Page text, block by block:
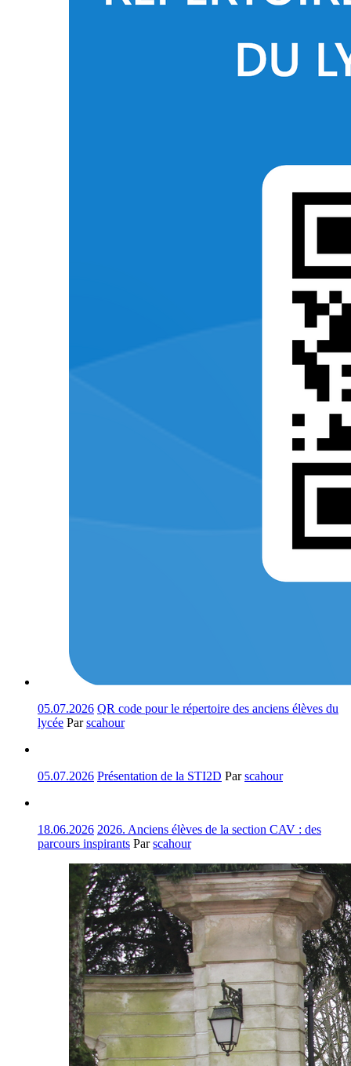
05.07.2026 QR code pour le répertoire des anciens élèves du
lycée Parscahour
05.07.2026 Présentation de la STI2D Parscahour
18.06.2026 2026. Anciens élèves de la section CAV : des
parcours inspirants Parscahour